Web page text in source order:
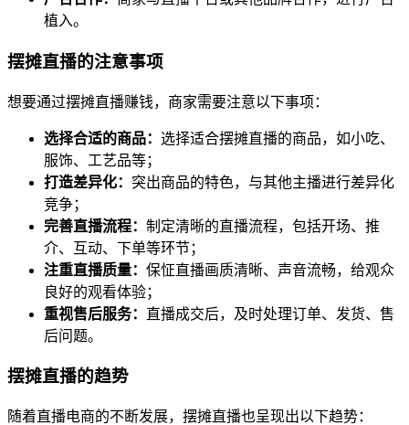
植入。
摆摊直播的注意事项
想要通过摆摊直播赚钱，商家需要注意以下事项：
选择合适的商品： 选择适合摆摊直播的商品，如小吃、
服饰、工艺品等；
打造差异化： 突出商品的特色，与其他主播进行差异化
竞争；
完善直播流程： 制定清晰的直播流程，包括开场、推
介、互动、下单等环节；
注重直播质量： 保怔直播画质清晰、声音流畅，给观众
良好的观看体验；
重视售后服务： 直播成交后，及时处理订单、发货、售
后问题。
摆摊直播的趋势
随着直播电商的不断发展，摆摊直播也呈现出以下趋势：